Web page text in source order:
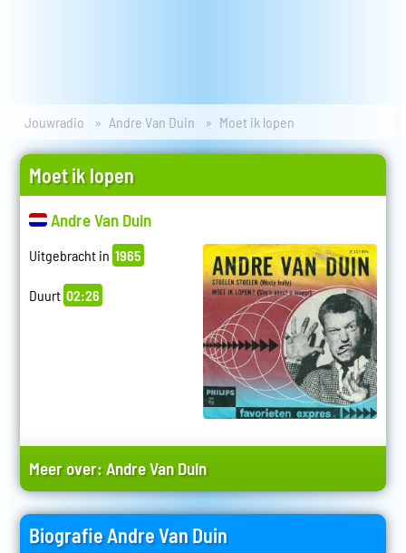
Jouwradio Andre Van Duin Moet ik lopen
Moet ik lopen
Andre Van Duin
Uitgebracht in 1965
Duurt 02:26
Meer over:Andre Van Duin
Biografie Andre Van Duin